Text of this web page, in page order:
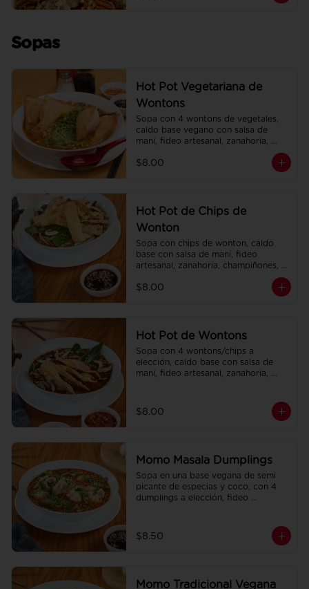
Sopas
Hot Pot Vegetariana de
Wontons
Sopa con 4 wontons de vegetales,
caldo base vegano con salsa de
maní, fideo artesanal, zanahoria,
$8.00
Hot Pot de Chips de
Wonton
Sopa con chips de wonton, caldo
base con salsa de maní, fideo
artesanal, zanahoria, champiñones,
$8.00
Hot Pot de Wontons
Sopa con 4 wontons/chips a
elección, caldo base con salsa de
maní, fideo artesanal, zanahoria,
$8.00
Momo Masala Dumplings
Sopa en una base vegana de semi
picante de especias y coco, con 4
dumplings a elección, fideo
$8.50
Momo Tradicional Vegana